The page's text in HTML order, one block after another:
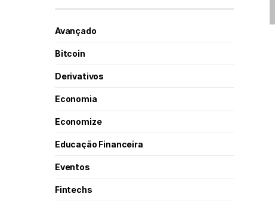
Avançado
Bitcoin
Derivativos
Economia
Economize
Educação Financeira
Eventos
Fintechs